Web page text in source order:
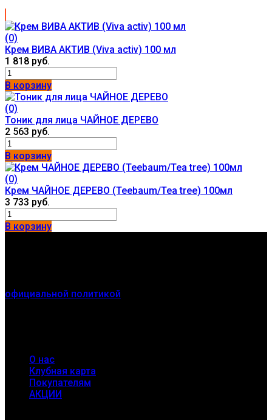
(0)
Крем ВИВА АКТИВ (Viva activ) 100 мл
1 818 руб.
В корзину
(0)
Тоник для лица ЧАЙНОЕ ДЕРЕВО
2 563 руб.
В корзину
(0)
Крем ЧАЙНОЕ ДЕРЕВО (Teebaum/Tea tree) 100мл
3 733 руб.
В корзину
официальной политикой
О нас
Клубная карта
Покупателям
АКЦИИ